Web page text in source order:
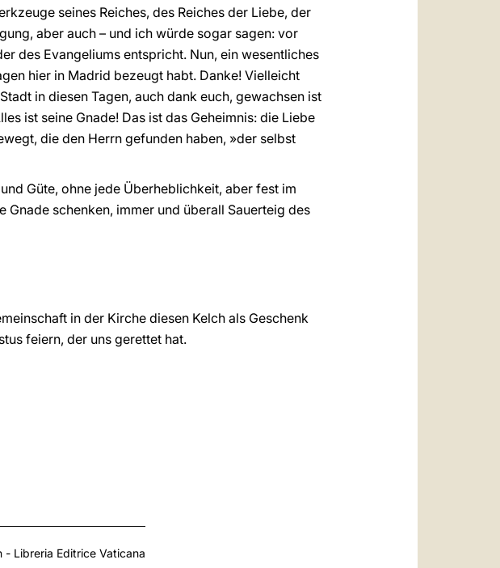
seines Reiches, des Reiches der Liebe, der
aber auch – und ich würde sogar sagen: vor
des Evangeliums entspricht. Nun, ein wesentliches
hier in Madrid bezeugt habt. Danke! Vielleicht
in diesen Tagen, auch dank euch, gewachsen ist
ist seine Gnade! Das ist das Geheimnis: die Liebe
die den Herrn gefunden haben, »der selbst
Güte, ohne jede Überheblichkeit, aber fest im
schenken, immer und überall Sauerteig des
in der Kirche diesen Kelch als Geschenk
feiern, der uns gerettet hat.
Libreria Editrice Vaticana